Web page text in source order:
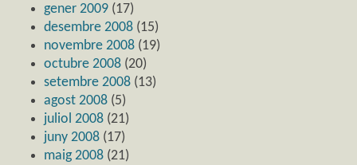
gener 2009 (17)
desembre 2008 (15)
novembre 2008 (19)
octubre 2008 (20)
setembre 2008 (13)
agost 2008 (5)
juliol 2008 (21)
juny 2008 (17)
maig 2008 (21)